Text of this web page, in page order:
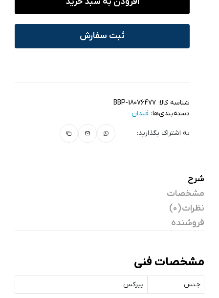
ثبت سفارش
شناسه کالا: BBP-18076477
دسته‌بندی‌ها: قندان
به اشتراک بگذارید:
شرح
مشخصات
نظرات (0)
فروشنده
مشخصات فنی
جنس پیرکس